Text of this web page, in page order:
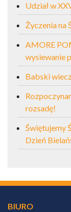
Udział w
Życzenia na
AMORE
wysiewanie
Babski
rozsadę!
Świętujemy
Dzień
BIURO